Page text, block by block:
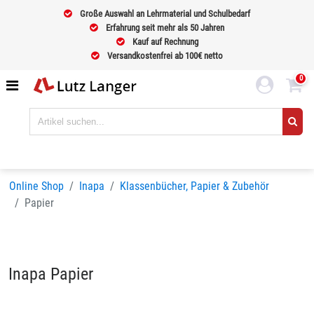
Große Auswahl an Lehrmaterial und Schulbedarf
Erfahrung seit mehr als 50 Jahren
Kauf auf Rechnung
Versandkostenfrei ab 100€ netto
0
Online Shop Inapa
Klassenbücher, Papier & Zubehör
Papier
Inapa Papier